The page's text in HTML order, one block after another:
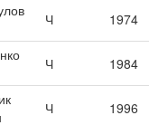
Ч 1974
Ч 1984
Ч 1996